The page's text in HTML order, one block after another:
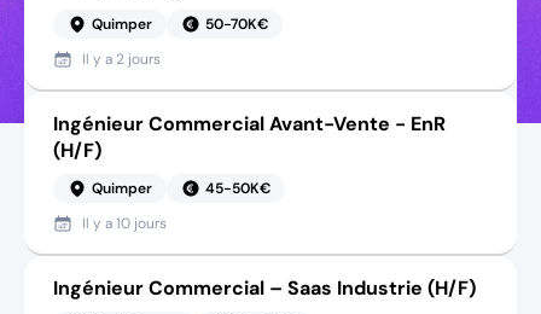
Quimper
50-70K€
Il y a 2 jours
Ingénieur Commercial Avant-Vente - EnR
(H/F)
Quimper
45-50K€
Il y a10 jours
Ingénieur Commercial – Saas Industrie (H/F)